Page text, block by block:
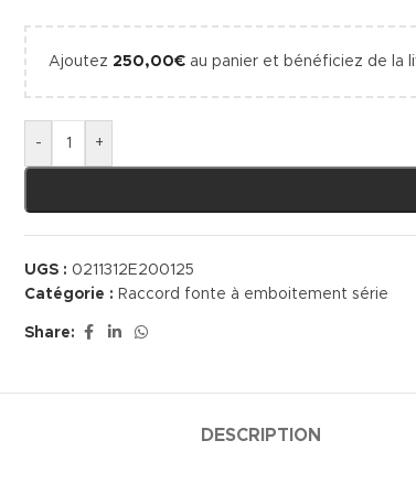
Ajoutez 250,00€ au panier et bénéficiez de la
- +
UGS : 0211312E200125
Catégorie : Raccord fonte à emboitement série
Share:
DESCRIPTION